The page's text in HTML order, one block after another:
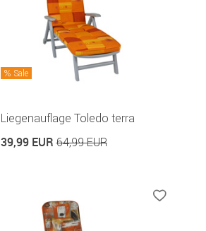
Sale
Liegenauflage Toledo terra
39,99 EUR64,99 EUR